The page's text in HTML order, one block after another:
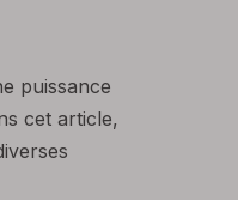
puissance
cet article,